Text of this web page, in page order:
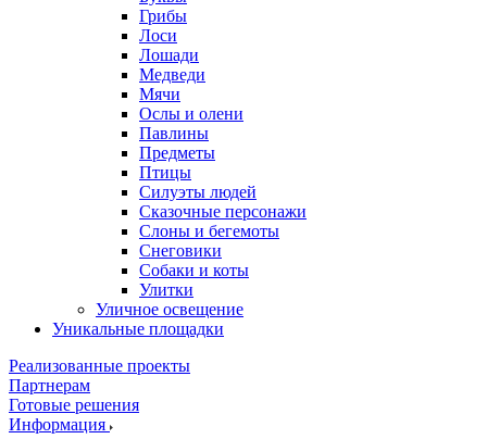
Грибы
Лоси
Лошади
Медведи
Мячи
Ослы и олени
Павлины
Предметы
Птицы
Силуэты людей
Сказочные персонажи
Слоны и бегемоты
Снеговики
Собаки и коты
Улитки
Уличное освещение
Уникальные площадки
Реализованные проекты
Партнерам
Готовые решения
Информация